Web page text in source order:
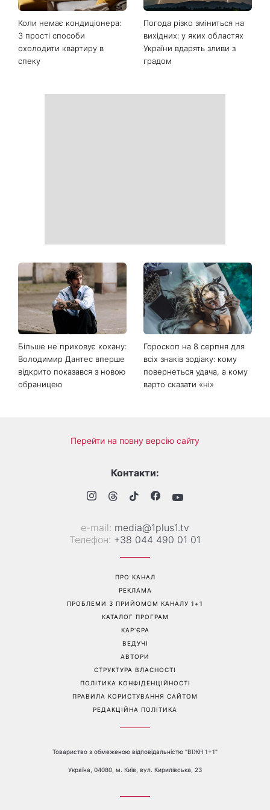
Коли немає кондиціонера:
3 прості способи
охолодити квартиру в
спеку
Погода різко зміниться на
вихідних: у яких областях
України вдарять зливи з
градом
Більше не приховує кохану:
Володимир Дантес вперше
відкрито показався з новою
обраницею
Гороскоп на 8 серпня для
всіх знаків зодіаку: кому
повернеться удача, а кому
варто сказати «ні»
Перейти на повну версію сайту
Контакти:
е-mail: media@1plus1.tv
Телефон: +38 044 490 01 01
ПРО КАНАЛ
РЕКЛАМА
ПРОБЛЕМИ З ПРИЙОМОМ КАНАЛУ 1+1
КАТАЛОГ ПРОГРАМ
КАР’ЄРА
ВЕДУЧІ
АВТОРИ
СТРУКТУРА ВЛАСНОСТІ
ПОЛІТИКА КОНФІДЕНЦІЙНОСТІ
ПРАВИЛА КОРИСТУВАННЯ САЙТОМ
РЕДАКЦІЙНА ПОЛІТИКА
Товариство з обмеженою відповідальністю "ВІЖН 1+1"
Україна, 04080, м. Київ, вул. Кирилівська, 23